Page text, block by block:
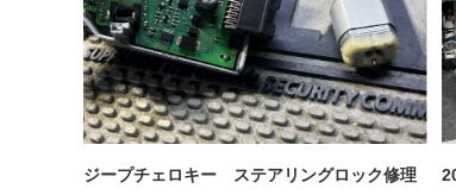
ジープチェロキー ステアリングロック修理